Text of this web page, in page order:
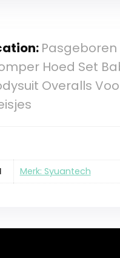
Pasgeboren
Hoed Set
Overalls
Merk: Syuantech